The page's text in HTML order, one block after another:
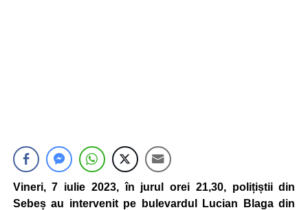
Vineri, 7 iulie 2023, în jurul orei 21,30, polițiștii din
Sebeș au intervenit pe bulevardul Lucian Blaga din